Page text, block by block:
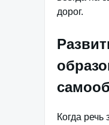
дорог.
Когда речь